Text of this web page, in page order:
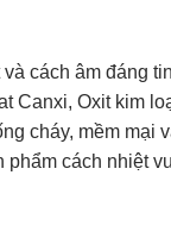
cách âm đáng
Canxi, Oxit kim
cháy, mềm
phẩm cách nhiệt